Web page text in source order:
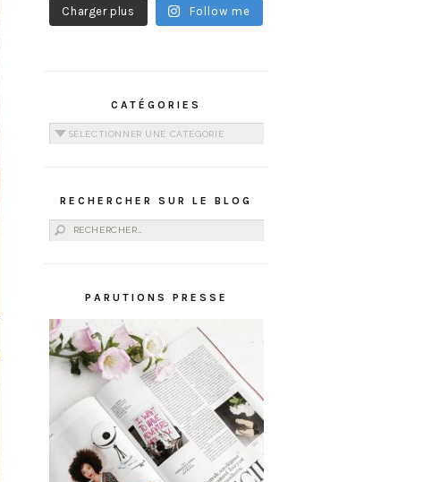
Charger plus Follow me
CATÉGORIES
Catégories
RECHERCHER SUR LE BLOG
Rechercher :
PARUTIONS PRESSE